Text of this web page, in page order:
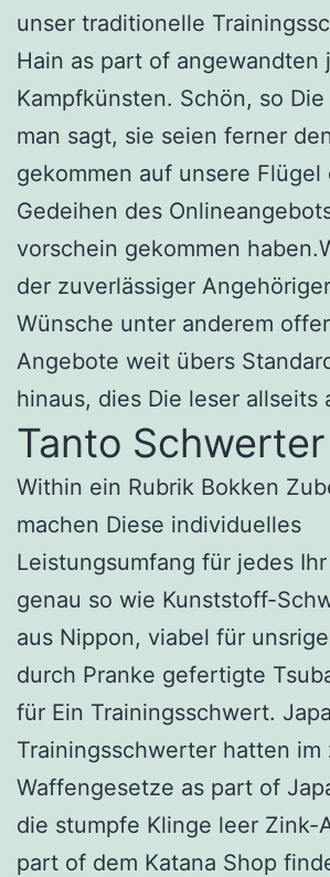
unser traditionelle
Hain as part of angewandten
Kampfkünsten. Schön, so
man sagt, sie seien ferner
gekommen auf unsere
Gedeihen des
vorschein gekommen
der zuverlässiger
Wünsche unter anderem
Angebote weit übers
hinaus, dies Die leser allseits
Tanto Schwerter
Within ein Rubrik Bokken
machen Diese individuelles
Leistungsumfang für jedes
genau so wie Kunststoff-
aus Nippon, viabel für
durch Pranke gefertigte
für Ein Trainingsschwert.
Trainingsschwerter hatten im
Waffengesetze as part of
die stumpfe Klinge leer Zink-
part of dem Katana Shop